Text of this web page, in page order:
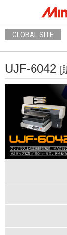
GLOBAL SITE
UJF-6042 [